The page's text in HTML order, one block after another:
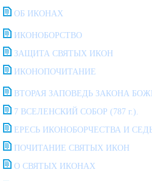
ОБ ИКОНАХ
ИКОНОБОРСТВО
ЗАЩИТА СВЯТЫХ ИКОН
ИКОНОПОЧИТАНИЕ
ВТОРАЯ ЗАПОВЕДЬ ЗАКОНА
7 ВСЕЛЕНСКИЙ СОБОР (787 г.).
ЕРЕСЬ ИКОНОБОРЧЕСТВА И
ПОЧИТАНИЕ СВЯТЫХ ИКОН
О СВЯТЫХ ИКОНАХ